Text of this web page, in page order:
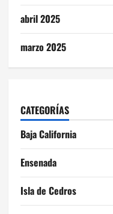
abril 2025
marzo 2025
CATEGORÍAS
Baja California
Ensenada
Isla de Cedros